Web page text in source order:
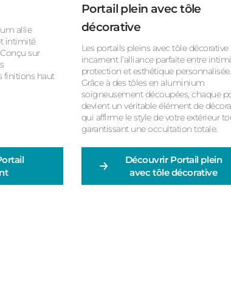
allie
intimité
sur
finitions haut
Portail plein avec tôle
décorative
Les portails pleins avec tôle décorative
incarnent l’alliance parfaite entre
protection et esthétique personnalisée.
Grâce à des tôles en aluminium
soigneusement découpées, chaque
devient un véritable élément de
qui affirme le style de votre extérieur
garantissant une occultation totale.
Découvrir Portail plein
avec tôle décorative